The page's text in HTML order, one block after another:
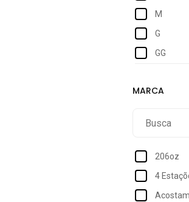
M
G
GG
206oz
4